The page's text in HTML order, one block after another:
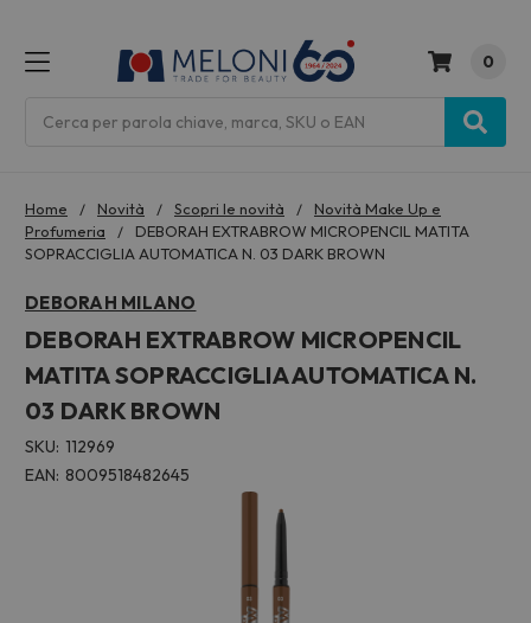
0
Home Novità Scopri le novità
Novità Make Up e
Profumeria
DEBORAH EXTRABROW MICROPENCIL MATITA
SOPRACCIGLIA AUTOMATICA N. 03 DARK BROWN
DEBORAH MILANO
DEBORAH EXTRABROW MICROPENCIL
MATITA SOPRACCIGLIA AUTOMATICA N.
03 DARK BROWN
SKU: 112969
EAN: 8009518482645